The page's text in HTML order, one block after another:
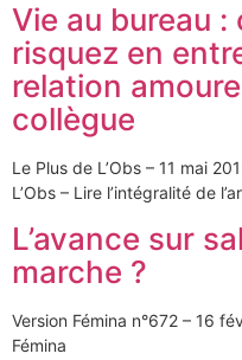
Vie au bureau :
risquez en
relation
collègue
Le Plus de L’Obs – 11 mai
L’Obs – Lire l’intégralité de
L’avance sur
marche ?
Version Fémina n°672 – 16
Fémina